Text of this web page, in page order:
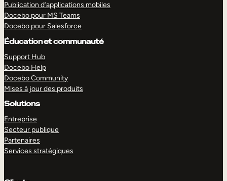
Publication d’applications mobiles
Docebo pour MS Teams
Docebo pour Salesforce
Éducation et communauté
Support Hub
Docebo Help
Docebo Community
Mises à jour des produits
Solutions
Entreprise
Secteur publique
Partenaires
Services stratégiques